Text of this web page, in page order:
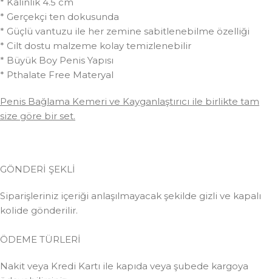
* Kalınlık 4.5 cm
* Gerçekçi ten dokusunda
* Güçlü vantuzu ile her zemine sabitlenebilme özelliği
* Cilt dostu malzeme kolay temizlenebilir
* Büyük Boy Penis Yapısı
* Pthalate Free Materyal
Penis Bağlama Kemeri ve Kayganlaştırıcı ile birlikte tam
size göre bir set.
GÖNDERİ ŞEKLİ
Siparişleriniz içeriği anlaşılmayacak şekilde gizli ve kapalı
kolide gönderilir.
ÖDEME TÜRLERİ
Nakit veya Kredi Kartı ile kapıda veya şubede kargoya